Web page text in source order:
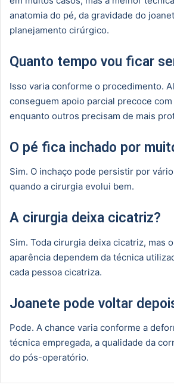
anatomia do pé, da gravidade do
planejamento cirúrgico.
Quanto tempo vou ficar
Isso varia conforme o procedimento.
conseguem apoio parcial precoce
enquanto outros precisam de mais
O pé fica inchado por
Sim. O inchaço pode persistir por
quando a cirurgia evolui bem.
A cirurgia deixa cicatriz?
Sim. Toda cirurgia deixa cicatriz, mas
aparência dependem da técnica
cada pessoa cicatriza.
Joanete pode voltar
Pode. A chance varia conforme a
técnica empregada, a qualidade da
do pós-operatório.